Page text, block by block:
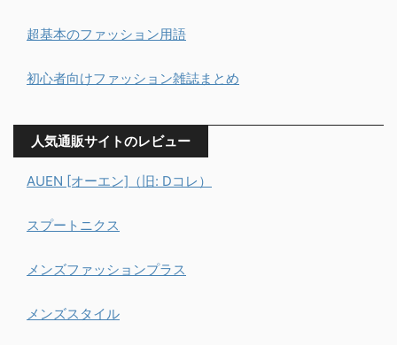
超基本のファッション用語
初心者向けファッション雑誌まとめ
人気通販サイトのレビュー
AUEN [オーエン]（旧: Dコレ）
スプートニクス
メンズファッションプラス
メンズスタイル